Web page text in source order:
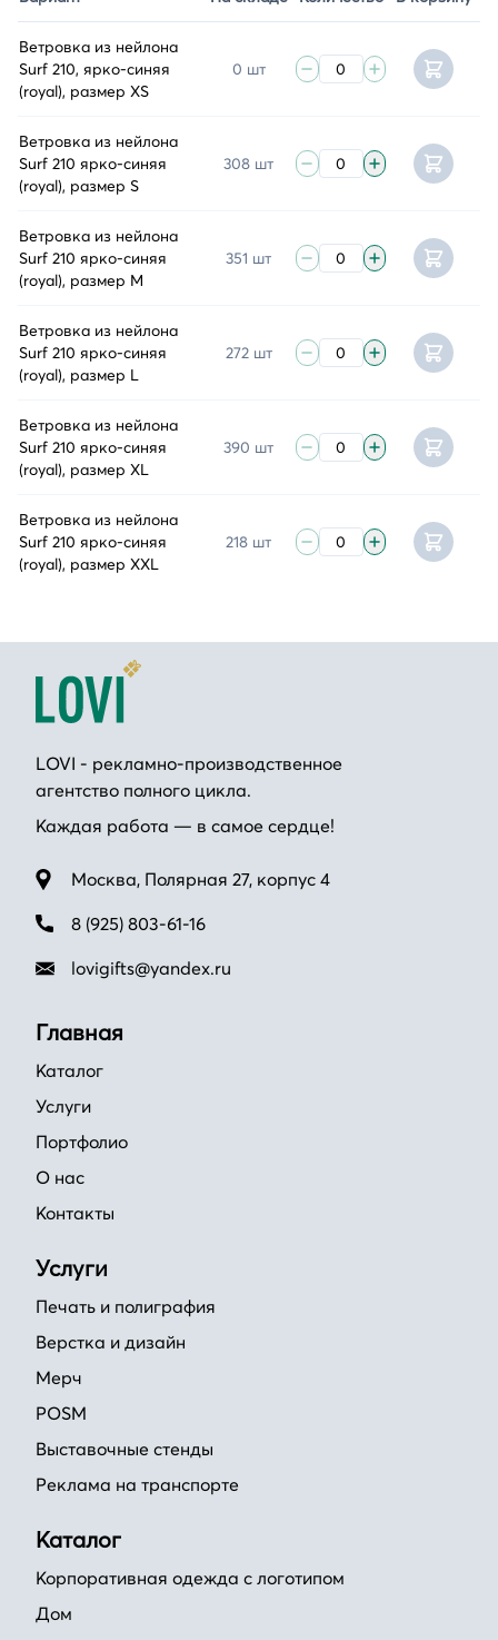
Ветровка из нейлона
Surf 210, ярко-синяя
(royal), размер XS
0 шт
Ветровка из нейлона
Surf 210 ярко-синяя
(royal), размер S
308 шт
Ветровка из нейлона
Surf 210 ярко-синяя
(royal), размер M
351 шт
Ветровка из нейлона
Surf 210 ярко-синяя
(royal), размер L
272 шт
Ветровка из нейлона
Surf 210 ярко-синяя
(royal), размер XL
390 шт
Ветровка из нейлона
Surf 210 ярко-синяя
(royal), размер XXL
218 шт
LOVI - рекламно-производственное
агентство полного цикла.
Каждая работа — в самое сердце!
Москва, Полярная 27, корпус 4
8 (925) 803-61-16
lovigifts@yandex.ru
Главная
Каталог
Услуги
Портфолио
О нас
Контакты
Услуги
Печать и полиграфия
Верстка и дизайн
Мерч
POSM
Выставочные стенды
Реклама на транспорте
Каталог
Корпоративная одежда с логотипом
Дом